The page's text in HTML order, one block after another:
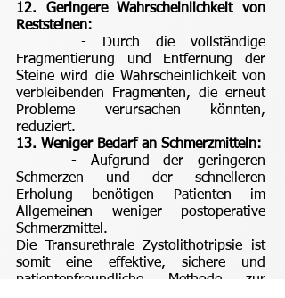
12. Geringere Wahrscheinlichkeit von
Reststeinen:
- Durch die vollständige
Fragmentierung und Entfernung der
Steine wird die Wahrscheinlichkeit von
verbleibenden Fragmenten, die erneut
Probleme verursachen könnten,
reduziert.
13. Weniger Bedarf an Schmerzmitteln:
- Aufgrund der geringeren
Schmerzen und der schnelleren
Erholung benötigen Patienten im
Allgemeinen weniger postoperative
Schmerzmittel.
Die Transurethrale Zystolithotripsie ist
somit eine effektive, sichere und
patientenfreundliche Methode zur